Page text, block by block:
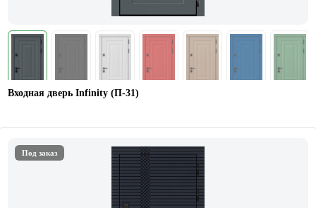
Входная дверь Infinity (П-31)
Под заказ